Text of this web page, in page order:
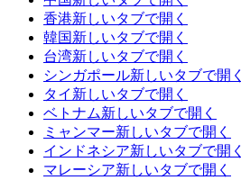
香港新しいタブで開く
韓国新しいタブで開く
台湾新しいタブで開く
シンガポール新しいタブで開く
タイ 新しいタブで開く
ベトナム新しいタブで開く
ミャンマー新しいタブで開く
インドネシア新しいタブで開く
マレーシア新しいタブで開く